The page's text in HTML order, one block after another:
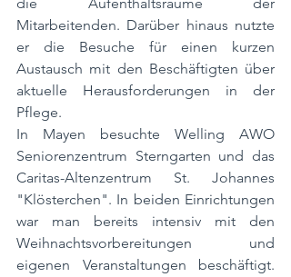
Mitarbeitenden. Darüber hinaus nutzte
er die Besuche für einen kurzen
Austausch mit den Beschäftigten über
aktuelle Herausforderungen in der
Pflege.
In Mayen besuchte Welling AWO
Seniorenzentrum Sterngarten und das
Caritas-Altenzentrum St. Johannes
"Klösterchen". In beiden Einrichtungen
war man bereits intensiv mit den
Weihnachtsvorbereitungen und
eigenen Veranstaltungen beschäftigt.